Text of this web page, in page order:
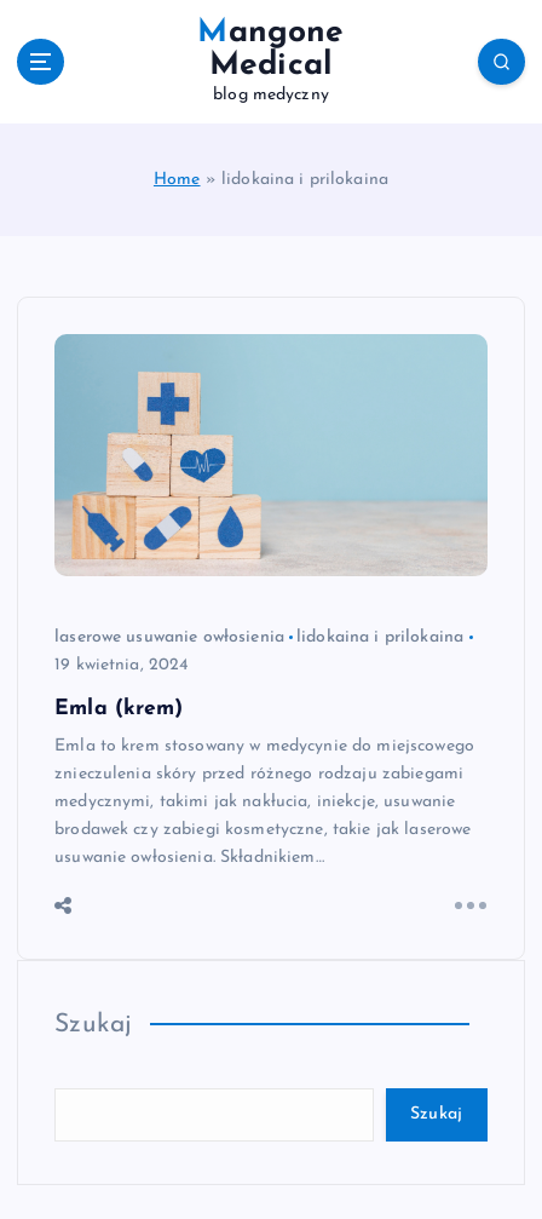
Mangone
Medical
blog medyczny
Home » lidokaina i prilokaina
laserowe usuwanie owłosienia
lidokaina i prilokaina
19 kwietnia, 2024
Emla (krem)
Emla to krem stosowany w medycynie do miejscowego
znieczulenia skóry przed różnego rodzaju zabiegami
medycznymi, takimi jak nakłucia, iniekcje, usuwanie
brodawek czy zabiegi kosmetyczne, takie jak laserowe
usuwanie owłosienia. Składnikiem…
Szukaj
Szukaj